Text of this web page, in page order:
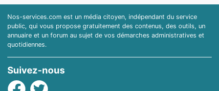
Nos-services.com est un média citoyen, indépendant du service
public, qui vous propose gratuitement des contenus, des outils, un
annuaire et un forum au sujet de vos démarches administratives et
quotidiennes.
Suivez-nous
Facebook
Twitter